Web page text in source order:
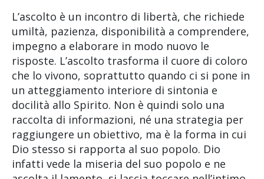
L’ascolto è un incontro di libertà, che richiede
umiltà, pazienza, disponibilità a comprendere,
impegno a elaborare in modo nuovo le
risposte. L’ascolto trasforma il cuore di coloro
che lo vivono, soprattutto quando ci si pone in
un atteggiamento interiore di sintonia e
docilità allo Spirito. Non è quindi solo una
raccolta di informazioni, né una strategia per
raggiungere un obiettivo, ma è la forma in cui
Dio stesso si rapporta al suo popolo. Dio
infatti vede la miseria del suo popolo e ne